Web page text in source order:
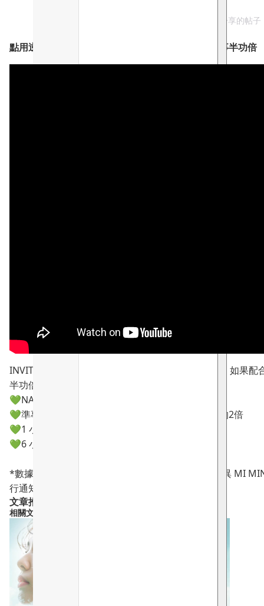
Erica Yuen Mi Ming（@yuenmiming）分享的帖子
點用逆時針最有效減淡皺紋？ 教您推開手法！效果事半功倍
INVITY 諾加因子逆時針嘅祛皺效果有多項臨床實證，如果配
半功倍！
💚NAD+ 促進肌膚細胞再生，有效抗衰老
💚準專利乙酰透明質酸鈉－滲透度為標準透明質酸的2倍
💚1 小時內皺紋明顯減少⬇️8.7%*
💚6 小時內減少深皺紋達⬇️26.5%*
*數據由第三方實驗報告提供，實際使用效果因人而異 MI
行通知
文章推薦產品
相關文章